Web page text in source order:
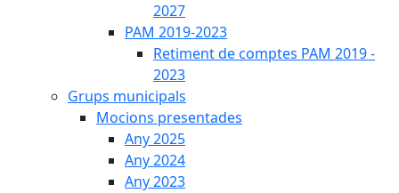
2027
PAM 2019-2023
Retiment de comptes PAM 2019 -
2023
Grups municipals
Mocions presentades
Any 2025
Any 2024
Any 2023